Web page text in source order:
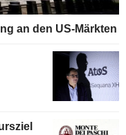
an den US-Märkten